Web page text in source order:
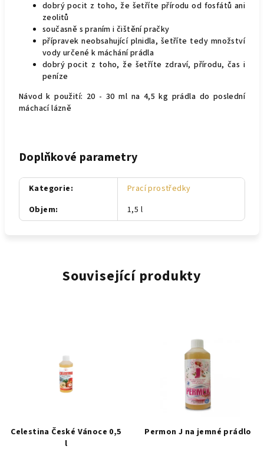
dobrý pocit z toho, že šetříte přírodu od fosfátů ani
zeolitů
současně s praním i čištění pračky
přípravek neobsahující plnidla, šetříte tedy množství
vody určené k máchání prádla
dobrý pocit z toho, že šetříte zdraví, přírodu, čas i
peníze
Návod k použití: 20 - 30 ml na 4,5 kg prádla do poslední
máchací lázně
Doplňkové parametry
Kategorie:
Prací prostředky
Objem: 1,5 l
Související produkty
Celestina České Vánoce 0,5
l
Permon J na jemné prádlo